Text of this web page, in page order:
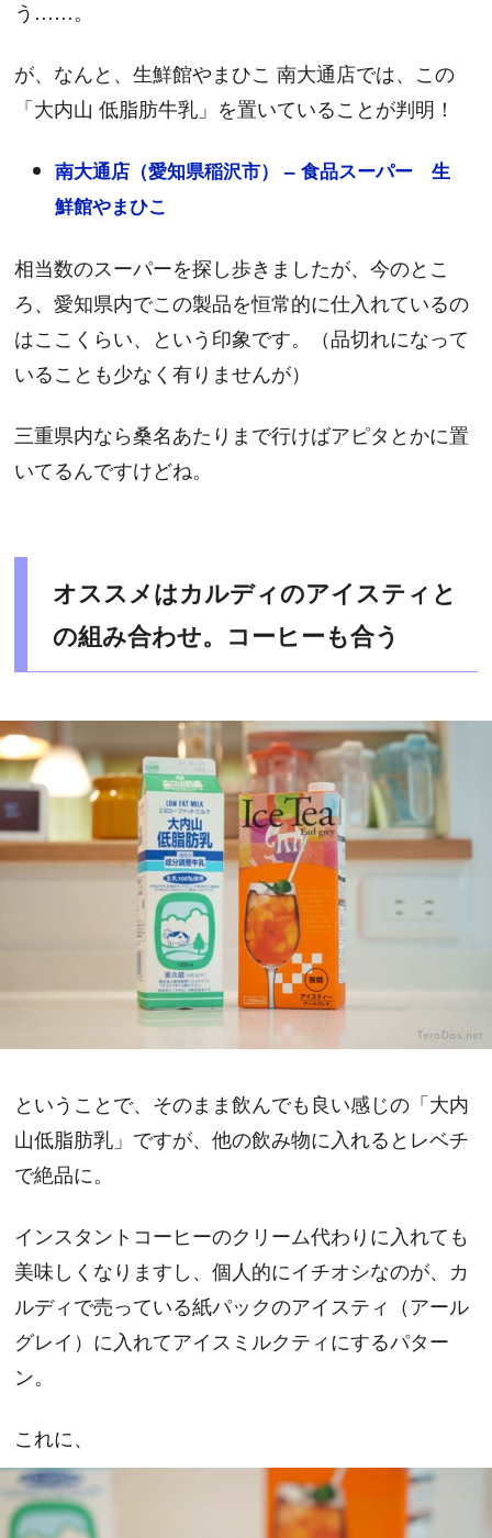
う……。
が、なんと、生鮮館やまひこ 南大通店では、この
「大内山 低脂肪牛乳」を置いていることが判明！
南大通店（愛知県稲沢市） – 食品スーパー 生
鮮館やまひこ
相当数のスーパーを探し歩きましたが、今のとこ
ろ、愛知県内でこの製品を恒常的に仕入れているの
はここくらい、という印象です。（品切れになって
いることも少なく有りませんが）
三重県内なら桑名あたりまで行けばアピタとかに置
いてるんですけどね。
オススメはカルディのアイスティと
の組み合わせ。コーヒーも合う
ということで、そのまま飲んでも良い感じの「大内
山低脂肪乳」ですが、他の飲み物に入れるとレベチ
で絶品に。
インスタントコーヒーのクリーム代わりに入れても
美味しくなりますし、個人的にイチオシなのが、カ
ルディで売っている紙パックのアイスティ（アール
グレイ）に入れてアイスミルクティにするパター
ン。
これに、